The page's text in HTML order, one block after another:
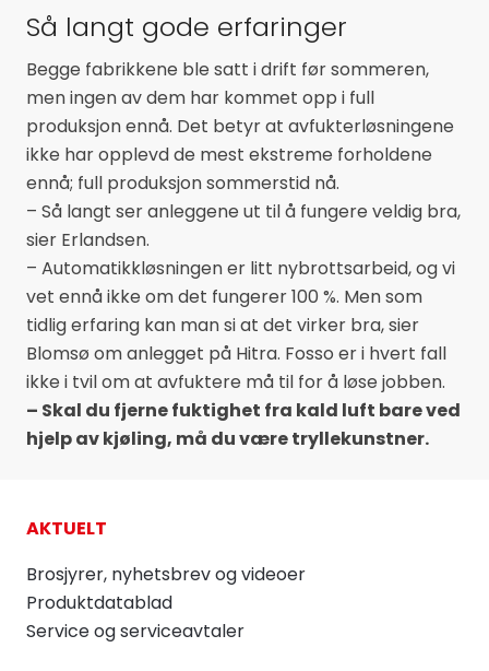
Så langt gode erfaringer
Begge fabrikkene ble satt i drift før sommeren,
men ingen av dem har kommet opp i full
produksjon ennå. Det betyr at avfukterløsningene
ikke har opplevd de mest ekstreme forholdene
ennå; full produksjon sommerstid nå.
– Så langt ser anleggene ut til å fungere veldig bra,
sier Erlandsen.
– Automatikkløsningen er litt nybrottsarbeid, og vi
vet ennå ikke om det fungerer 100 %. Men som
tidlig erfaring kan man si at det virker bra, sier
Blomsø om anlegget på Hitra. Fosso er i hvert fall
ikke i tvil om at avfuktere må til for å løse jobben.
– Skal du fjerne fuktighet fra kald luft bare ved
hjelp av kjøling, må du være tryllekunstner.
AKTUELT
Brosjyrer, nyhetsbrev og videoer
Produktdatablad
Service og serviceavtaler